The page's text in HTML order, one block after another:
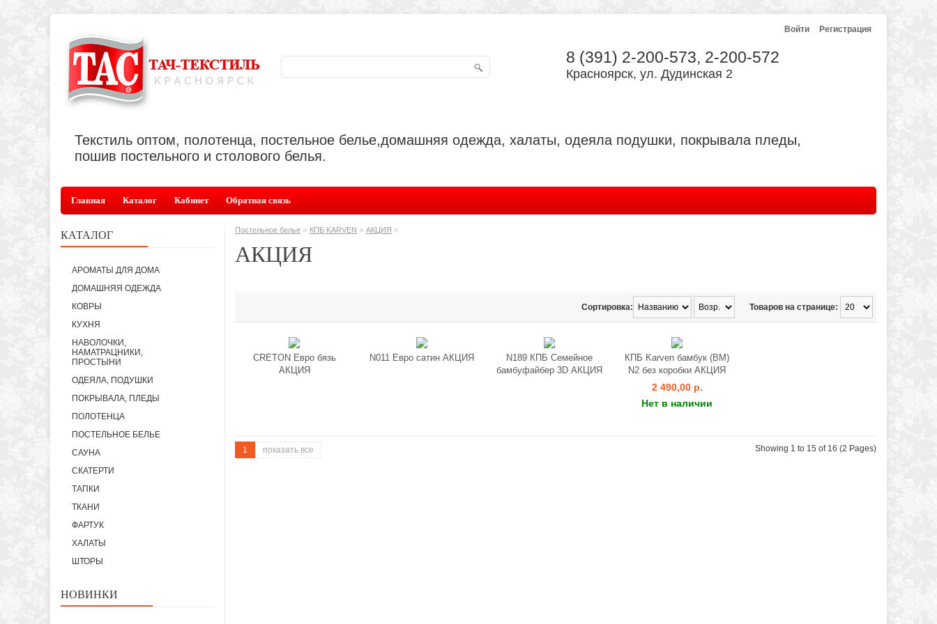
Войти Регистрация
8 (391) 2-200-573, 2-200-572
Красноярск, ул. Дудинская 2
Текстиль оптом, полотенца, постельное белье,домашняя одежда, халаты, одеяла подушки, покрывала пледы,
пошив постельного и столового белья.
Главная Каталог Кабинет Обратная связь
КАТАЛОГ
АРОМАТЫ ДЛЯ ДОМА
ДОМАШНЯЯ ОДЕЖДА
КОВРЫ
КУХНЯ
НАВОЛОЧКИ,
НАМАТРАЦНИКИ,
ПРОСТЫНИ
ОДЕЯЛА, ПОДУШКИ
ПОКРЫВАЛА, ПЛЕДЫ
ПОЛОТЕНЦА
ПОСТЕЛЬНОЕ БЕЛЬЕ
САУНА
СКАТЕРТИ
ТАПКИ
ТКАНИ
ФАРТУК
ХАЛАТЫ
ШТОРЫ
НОВИНКИ
Постельное белье » КПБ KARVEN » АКЦИЯ »
АКЦИЯ
Товаров на странице:
Сортировка:
CRETON Евро бязь
АКЦИЯ
N011 Евро сатин АКЦИЯ
N189 КПБ Семейное
бамбуфайбер 3D АКЦИЯ
КПБ Karven бамбук (ВМ)
N2 без коробки АКЦИЯ
2 490,00 р.
Нет в наличии
1 показать все Showing 1 to 15 of 16 (2 Pages)